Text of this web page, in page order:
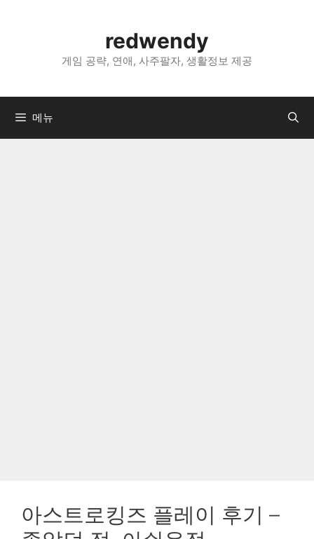
너
redwendy
게임 공략, 연애, 사주팔자, 생활정보 제공
메뉴
아스트로킹즈 플레이 후기 –